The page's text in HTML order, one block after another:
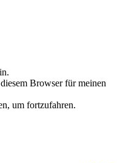
Browser für meinen
um fortzufahren.